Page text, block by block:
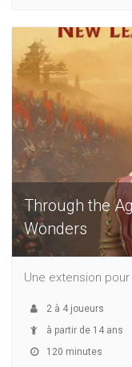
Through the
Wonders
Une extension
2 à 4 joueurs
à partir de 14 ans
120 minutes